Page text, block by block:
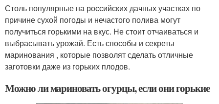
Столь популярные на российских дачных участках по
причине сухой погоды и нечастого полива могут
получиться горькими на вкус. Не стоит отчаиваться и
выбрасывать урожай. Есть способы и секреты
маринования , которые позволят сделать отличные
заготовки даже из горьких плодов.
Можно ли мариновать огурцы, если они горькие